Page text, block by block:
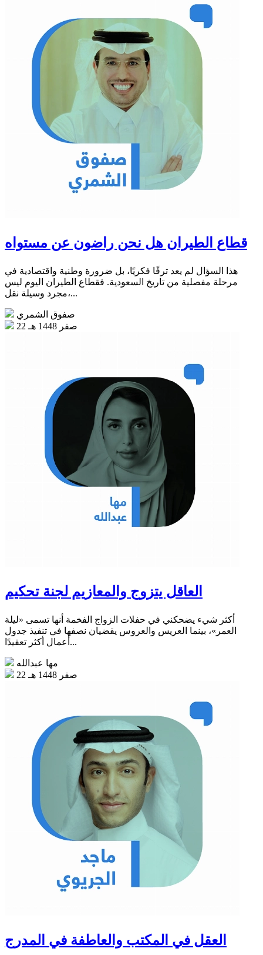
قطاع الطيران هل نحن راضون عن مستواه
هذا السؤال لم يعد ترفًا فكريًا، بل ضرورة وطنية واقتصادية في
مرحلة مفصلية من تاريخ السعودية. فقطاع الطيران اليوم ليس
مجرد وسيلة نقل،...
صفوق الشمري
22 صفر 1448 هـ
العاقل يتزوج والمعازيم لجنة تحكيم
أكثر شيء يضحكني في حفلات الزواج الفخمة أنها تسمى «ليلة
العمر»، بينما العريس والعروس يقضيان نصفها في تنفيذ جدول
أعمال أكثر تعقيدًا...
مها عبدالله
22 صفر 1448 هـ
العقل في المكتب والعاطفة في المدرج